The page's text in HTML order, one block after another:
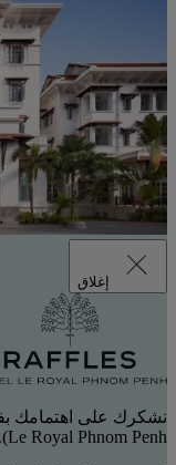
إغلاق
Le Royal Phnom Penh).